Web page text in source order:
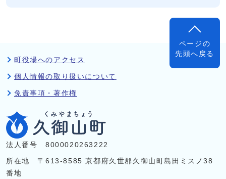
ページの
先頭へ戻る
町役場へのアクセス
個人情報の取り扱いについて
免責事項・著作権
法人番号 8000020263222
所在地 〒613-8585 京都府久世郡久御山町島田ミスノ38
番地